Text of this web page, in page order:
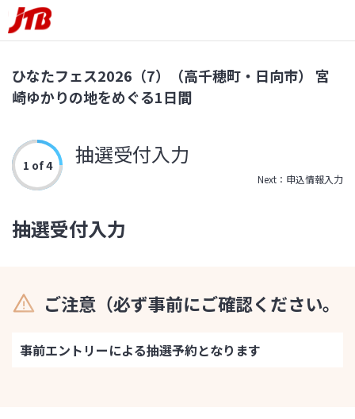
ひなたフェス2026（7）（高千穂町・日向市） 宮
崎ゆかりの地をめぐる1日間
1 of 4 抽選受付入力
Next：申込情報入力
抽選受付入力
ご注意（必ず事前にご確認ください。
事前エントリーによる抽選予約となります